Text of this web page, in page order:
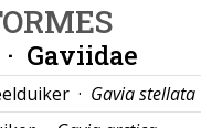
Gaviidae
· Gavia stellata